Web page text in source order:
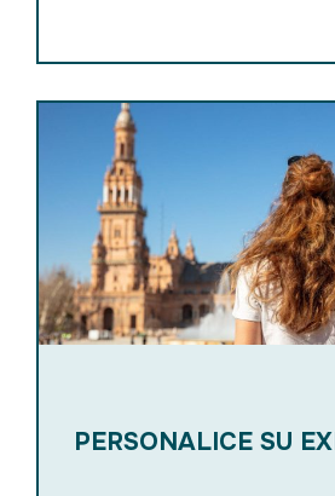
PERSONALICE SU